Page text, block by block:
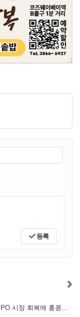
등록
[홍콩뉴스] 외국인 금융 전문가들, 낮은 세율과 IPO 시장 회복에 홍콩으로 '대거 복귀'